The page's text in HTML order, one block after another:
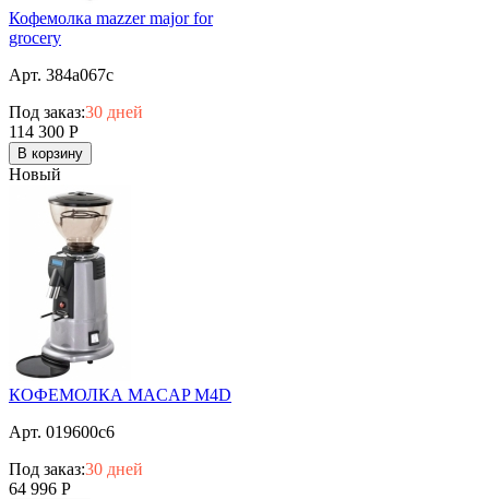
Кофемолка mazzer major for
grocery
Арт. 384a067c
Под заказ:30 дней
114 300 Р
В корзину
Новый
КОФЕМОЛКА MACAP M4D
Арт. 019600c6
Под заказ:30 дней
64 996 Р